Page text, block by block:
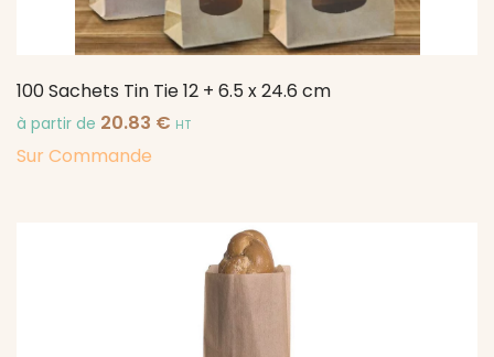
100 Sachets Tin Tie 12 + 6.5 x 24.6 cm
à partir de 20.83 € HT
Sur Commande